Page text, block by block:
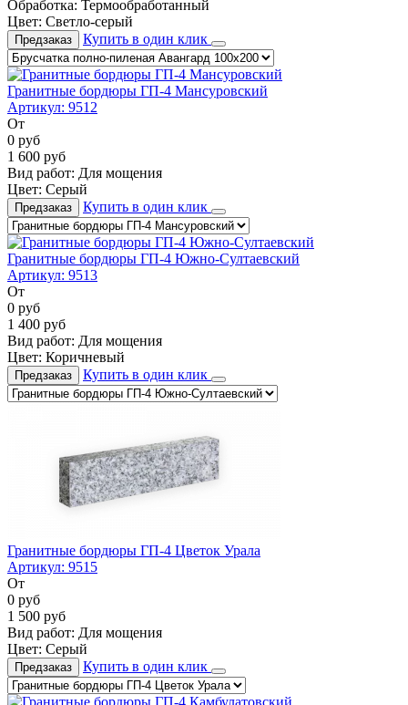
Обработка: Термообработанный
Цвет: Светло-серый
Предзаказ Купить в один клик
Гранитные бордюры ГП-4 Мансуровский
Артикул: 9512
От
0 руб
1 600 руб
Вид работ: Для мощения
Цвет: Серый
Предзаказ Купить в один клик
Гранитные бордюры ГП-4 Южно-Султаевский
Артикул: 9513
От
0 руб
1 400 руб
Вид работ: Для мощения
Цвет: Коричневый
Предзаказ Купить в один клик
Гранитные бордюры ГП-4 Цветок Урала
Артикул: 9515
От
0 руб
1 500 руб
Вид работ: Для мощения
Цвет: Серый
Предзаказ Купить в один клик